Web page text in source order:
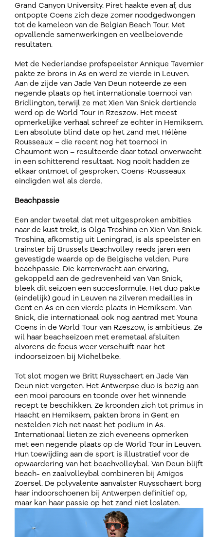
Grand Canyon University. Piret haakte even af, dus
ontpopte Coens zich deze zomer noodgedwongen
tot de kameleon van de Belgian Beach Tour. Met
opvallende samenwerkingen en veelbelovende
resultaten.
Met de Nederlandse profspeelster Annique Tavernier
pakte ze brons in As en werd ze vierde in Leuven.
Aan de zijde van Jade Van Deun noteerde ze een
negende plaats op het internationale toernooi van
Bridlington, terwijl ze met Xien Van Snick dertiende
werd op de World Tour in Rzeszow. Het meest
opmerkelijke verhaal schreef ze echter in Hemiksem.
Een absolute blind date op het zand met Hélène
Rousseaux – die recent nog het toernooi in
Chaumont won – resulteerde daar totaal onverwacht
in een schitterend resultaat. Nog nooit hadden ze
elkaar ontmoet of gesproken. Coens-Rousseaux
eindigden wel als derde.
Beachpassie
Een ander tweetal dat met uitgesproken ambities
naar de kust trekt, is Olga Troshina en Xien Van Snick.
Troshina, afkomstig uit Leningrad, is als speelster en
trainster bij Brussels Beachvolley reeds jaren een
gevestigde waarde op de Belgische velden. Pure
beachpassie. Die karrenvracht aan ervaring,
gekoppeld aan de gedrevenheid van Van Snick,
bleek dit seizoen een succesformule. Het duo pakte
(eindelijk) goud in Leuven na zilveren medailles in
Gent en As en een vierde plaats in Hemiksem. Van
Snick, die internationaal ook nog aantrad met Youna
Coens in de World Tour van Rzeszow, is ambitieus. Ze
wil haar beachseizoen met eremetaal afsluiten
alvorens de focus weer verschuift naar het
indoorseizoen bij Michelbeke.
Tot slot mogen we Britt Ruysschaert en Jade Van
Deun niet vergeten. Het Antwerpse duo is bezig aan
een mooi parcours en toonde over het winnende
recept te beschikken. Ze kroonden zich tot primus in
Haacht en Hemiksem, pakten brons in Gent en
nestelden zich net naast het podium in As.
Internationaal lieten ze zich eveneens opmerken
met een negende plaats op de World Tour in Leuven.
Hun toewijding aan de sport is illustratief voor de
opwaardering van het beachvolleybal. Van Deun blijft
beach- en zaalvolleybal combineren bij Amigos
Zoersel. De polyvalente aanvalster Ruysschaert borg
haar indoorschoenen bij Antwerpen definitief op,
maar kan haar passie op het zand niet loslaten.